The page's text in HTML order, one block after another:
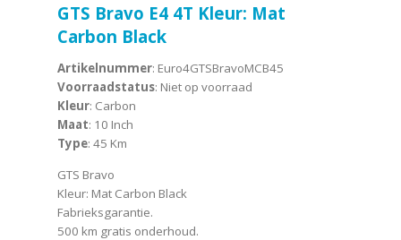
GTS Bravo E4 4T Kleur: Mat
Carbon Black
Artikelnummer: Euro4GTSBravoMCB45
Voorraadstatus: Niet op voorraad
Kleur: Carbon
Maat: 10 Inch
Type: 45 Km
GTS Bravo
Kleur: Mat Carbon Black
Fabrieksgarantie.
500 km gratis onderhoud.